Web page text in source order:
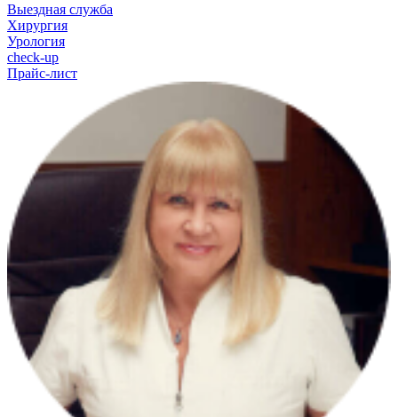
Выездная служба
Хирургия
Урология
check-up
Прайс-лист